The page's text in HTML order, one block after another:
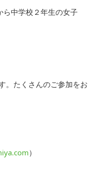
ら中学校２年生の女子
。たくさんのご参加をお
）